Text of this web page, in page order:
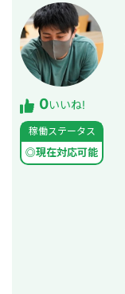
0いいね!
稼働ステータス
◎現在対応可能